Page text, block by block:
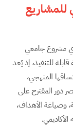
للمشاريع
مشروع جامعي
للتنفيذ، إذ يُعد
المنهجي،
دور المقترح على
وصياغة الأهداف،